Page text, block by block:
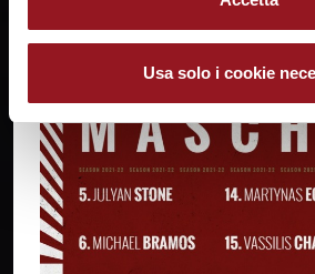
Usa solo i cookie